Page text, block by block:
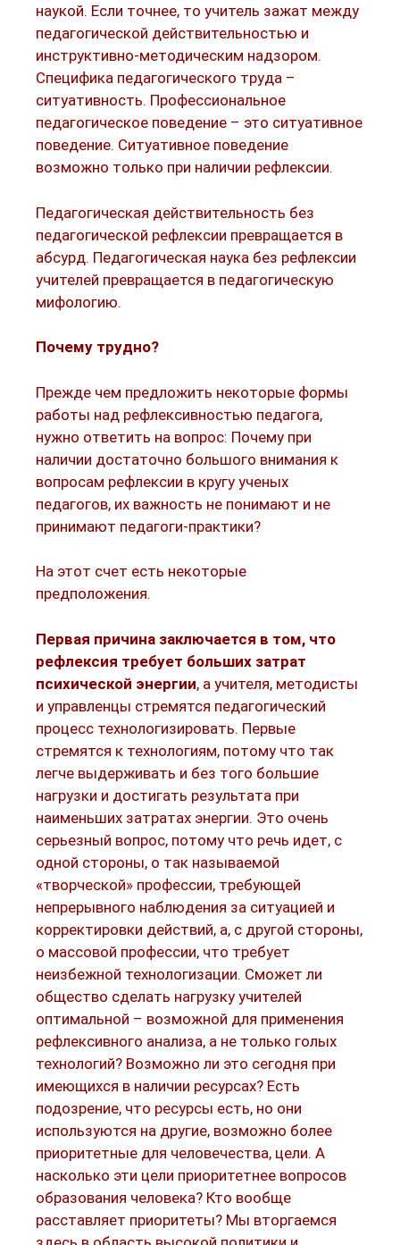
наукой. Если точнее, то учитель зажат между
педагогической действительностью и
инструктивно-методическим надзором.
Специфика педагогического труда –
ситуативность. Профессиональное
педагогическое поведение – это ситуативное
поведение. Ситуативное поведение
возможно только при наличии рефлексии.
Педагогическая действительность без
педагогической рефлексии превращается в
абсурд. Педагогическая наука без рефлексии
учителей превращается в педагогическую
мифологию.
Почему трудно?
Прежде чем предложить некоторые формы
работы над рефлексивностью педагога,
нужно ответить на вопрос: Почему при
наличии достаточно большого внимания к
вопросам рефлексии в кругу ученых
педагогов, их важность не понимают и не
принимают педагоги-практики?
На этот счет есть некоторые
предположения.
Первая причина заключается в том, что
рефлексия требует больших затрат
психической энергии, а учителя, методисты
и управленцы стремятся педагогический
процесс технологизировать. Первые
стремятся к технологиям, потому что так
легче выдерживать и без того большие
нагрузки и достигать результата при
наименьших затратах энергии. Это очень
серьезный вопрос, потому что речь идет, с
одной стороны, о так называемой
«творческой» профессии, требующей
непрерывного наблюдения за ситуацией и
корректировки действий, а, с другой стороны,
о массовой профессии, что требует
неизбежной технологизации. Сможет ли
общество сделать нагрузку учителей
оптимальной – возможной для применения
рефлексивного анализа, а не только голых
технологий? Возможно ли это сегодня при
имеющихся в наличии ресурсах? Есть
подозрение, что ресурсы есть, но они
используются на другие, возможно более
приоритетные для человечества, цели. А
насколько эти цели приоритетнее вопросов
образования человека? Кто вообще
расставляет приоритеты? Мы вторгаемся